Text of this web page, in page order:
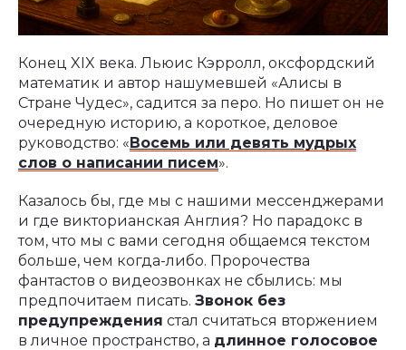
Конец XIX века. Льюис Кэрролл, оксфордский
математик и автор нашумевшей «Алисы в
Стране Чудес», садится за перо. Но пишет он не
очередную историю, а короткое, деловое
руководство: «Восемь или девять мудрых
слов о написании писем».
Казалось бы, где мы с нашими мессенджерами
и где викторианская Англия? Но парадокс в
том, что мы с вами сегодня общаемся текстом
больше, чем когда-либо. Пророчества
фантастов о видеозвонках не сбылись: мы
предпочитаем писать. Звонок без
предупреждения стал считаться вторжением
в личное пространство, а длинное голосовое